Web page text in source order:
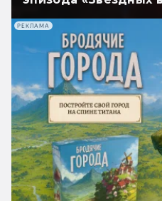
РЕКЛАМА